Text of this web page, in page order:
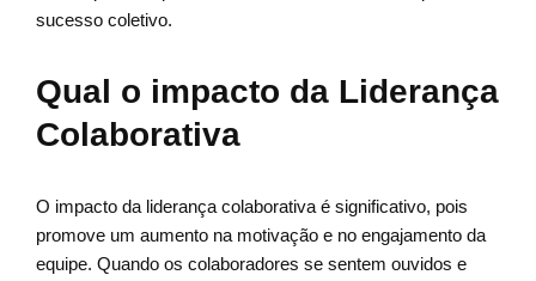
sucesso coletivo.
Qual o impacto da Liderança
Colaborativa
O impacto da liderança colaborativa é significativo, pois
promove um aumento na motivação e no engajamento da
equipe. Quando os colaboradores se sentem ouvidos e